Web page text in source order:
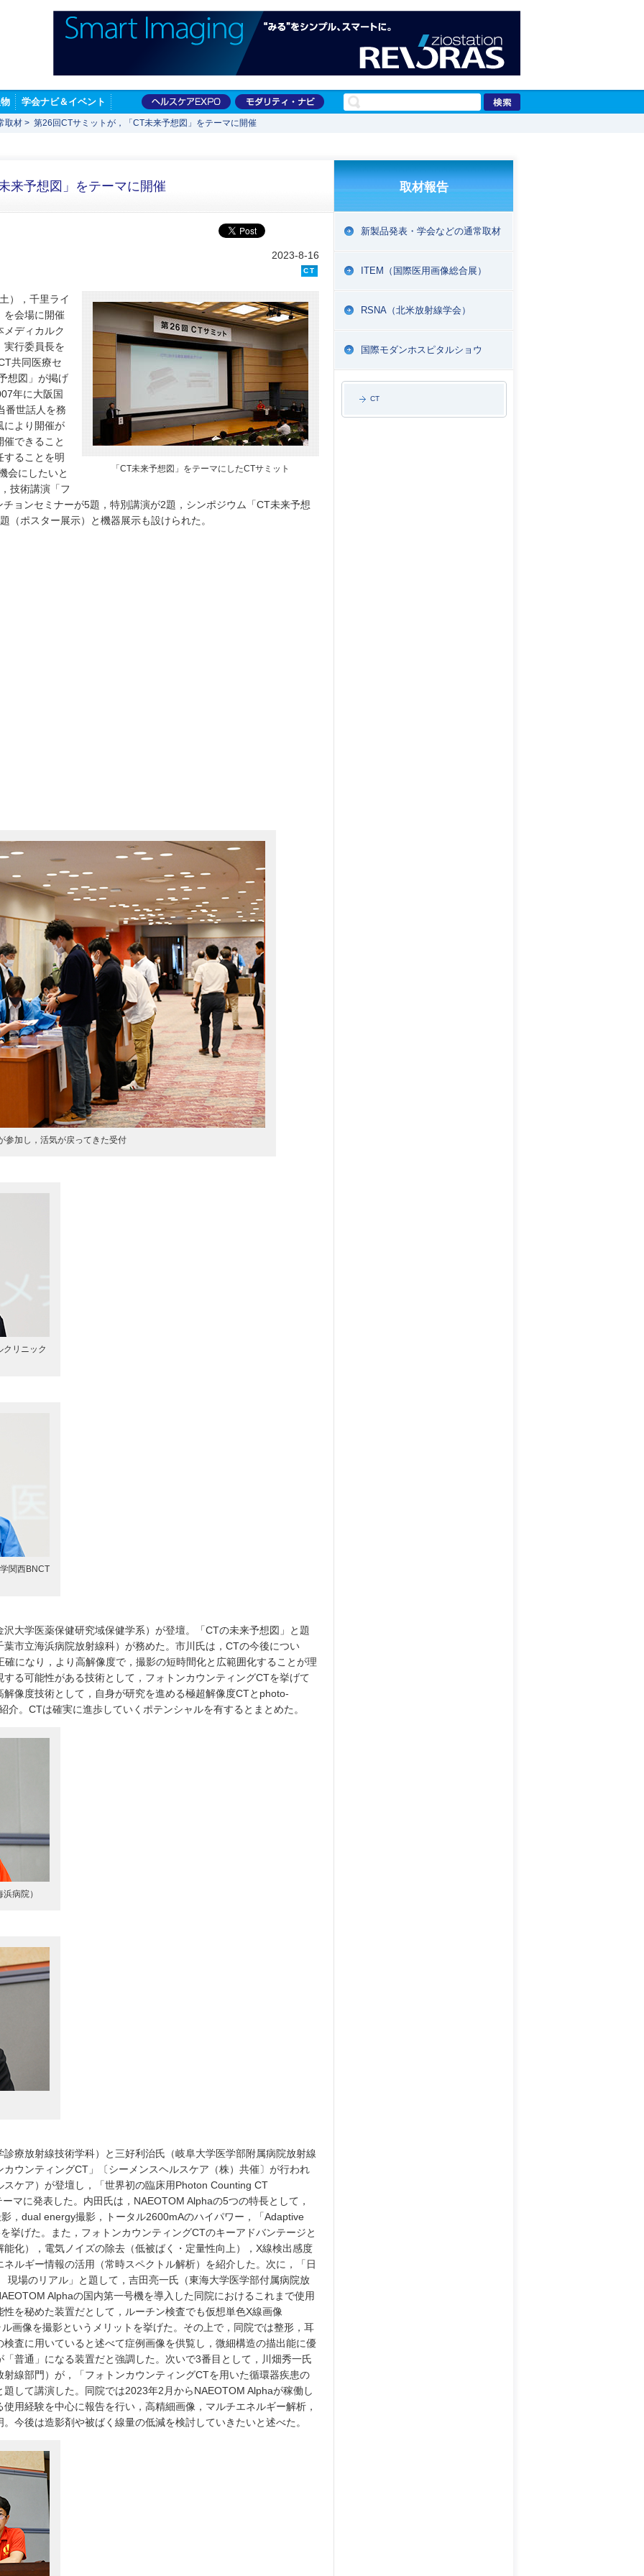
学会ナビ＆イベント
取材 > 第26回CTサミットが，「CT未来予想図」をテーマに開催
来予想図」をテーマに開催
2023-8-16
CT
「CT未来予想図」をテーマにしたCTサミット
），千里ライ
を会場に開催
メディカルク
実行委員長を
共同医療セ
想図」が掲げ
年に大阪国
番世話人を務
により開催が
できること
することを明
会にしたいと
技術講演「フ
ョンセミナーが5題，特別講演が2題，シンポジウム「CT未来予想
（ポスター展示）と機器展示も設けられた。
参加し，活気が戻ってきた受付
クリニック
関西BNCT
大学医薬保健研究域保健学系）が登壇。「CTの未来予想図」と題
市⽴海浜病院放射線科）が務めた。市川氏は，CTの今後につい
になり，より高解像度で，撮影の短時間化と広範囲化することが理
る可能性がある技術として，フォトンカウンティングCTを挙げて
像度技術として，自身が研究を進める極超解像度CTとphoto-
介。CTは確実に進歩していくポテンシャルを有するとまとめた。
病院）
療放射線技術学科）と三好利治氏（岐阜大学医学部附属病院放射線
ウンティングCT」〔シーメンスヘルスケア（株）共催〕が行われ
スケア）が登壇し，「世界初の臨床用Photon Counting CT
マに発表した。内田氏は，NAEOTOM Alphaの5つの特長として，
，dual energy撮影，トータル2600mAのハイパワー，「Adaptive
挙げた。また，フォトンカウンティングCTのキーアドバンテージと
化），電気ノイズの除去（低被ばく・定量性向上），X線検出感度
ルギー情報の活用（常時スペクトル解析）を紹介した。次に，「日
場のリアル」と題して，吉田亮一氏（東海大学医学部付属病院放
Alphaの国内第一号機を導入した同院におけるこれまで使用
を秘めた装置だとして，ルーチン検査でも仮想単色X線画像
画像を撮影というメリットを挙げた。その上で，同院では整形，耳
査に用いていると述べて症例画像を供覧し，微細構造の描出能に優
普通」になる装置だと強調した。次いで3番目として，川畑秀一氏
線部門）が，「フォトンカウンティングCTを用いた循環器疾患の
して講演した。同院では2023年2月からNAEOTOM Alphaが稼働し
用経験を中心に報告を行い，高精細画像，マルチエネルギー解析，
今後は造影剤や被ばく線量の低減を検討していきたいと述べた。
取材報告
新製品発表・学会などの通常取材
ITEM（国際医用画像総合展）
RSNA（北米放射線学会）
国際モダンホスピタルショウ
CT